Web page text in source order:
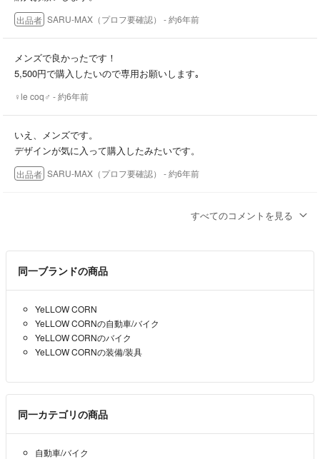
いいね」を入れた後は要確認です！
あと、苦情や返品要求されない方、スムーズに取り引きを心掛けており
ますので
24時間以内に連絡をいただける方の購入をお待ちしております。
出品者 SARU-MAX（プロフ要確認） - 約6年前
メンズで良かったです！
5,500円で購入したいので専用お願いします｡
♀le coq♂ - 約6年前
いえ、メンズです。
デザインが気に入って購入したみたいです。
出品者 SARU-MAX（プロフ要確認） - 約6年前
♀le coq♂- 約6年前
コメントありがとうございます。
8000円から目一杯下げてますがせっかく
コメントいただいたので
間をとって5500円でどうですか？
出品者 SARU-MAX（プロフ要確認）
初めまして｡
5,000円でお願いします(>_<)
♀le coq♂- 約6年前
すべてのコメントを見る
同一ブランドの商品
YeLLOW CORN
YeLLOW CORNの自動車/バイク
YeLLOW CORNのバイク
YeLLOW CORNの装備/装具
同一カテゴリの商品
自動車/バイク